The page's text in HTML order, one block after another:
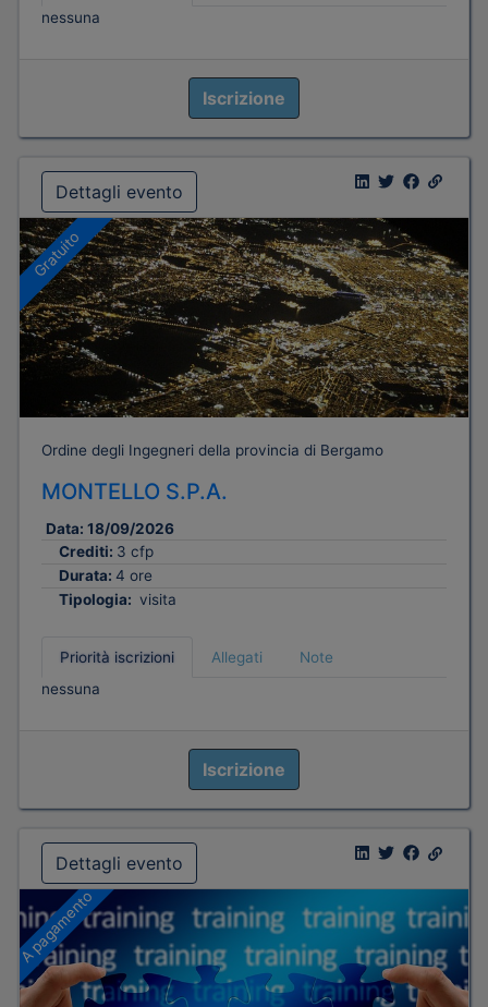
nessuna
Iscrizione
Dettagli evento
Gratuito
Ordine degli Ingegneri della provincia di Bergamo
MONTELLO S.P.A.
Data: 18/09/2026
Crediti: 3 cfp
Durata: 4 ore
Tipologia: visita
Priorità iscrizioni Allegati
Note
nessuna
Iscrizione
Dettagli evento
A pagamento